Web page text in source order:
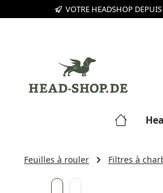
au contenu principal
Passer à la recherche
Passer à la navigation
VOTRE HEADSHOP
Feuilles à rouler Filtres à
Ignorer la galerie d'images